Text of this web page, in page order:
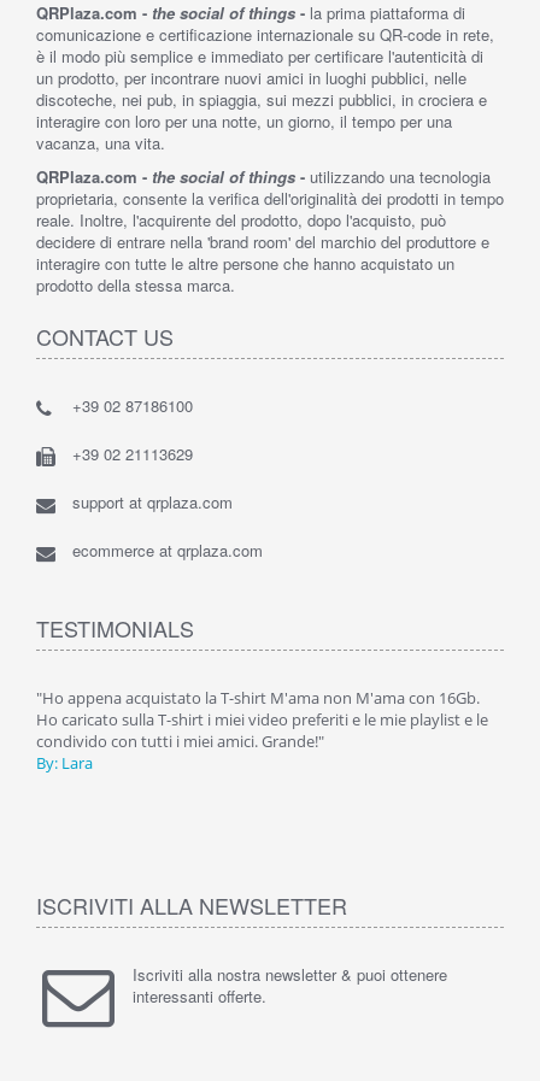
QRPlaza.com - the social of things - la prima piattaforma di
comunicazione e certificazione internazionale su QR-code in rete,
è il modo più semplice e immediato per certificare l'autenticità di
un prodotto, per incontrare nuovi amici in luoghi pubblici, nelle
discoteche, nei pub, in spiaggia, sui mezzi pubblici, in crociera e
interagire con loro per una notte, un giorno, il tempo per una
vacanza, una vita.
QRPlaza.com - the social of things - utilizzando una tecnologia
proprietaria, consente la verifica dell'originalità dei prodotti in tempo
reale. Inoltre, l'acquirente del prodotto, dopo l'acquisto, può
decidere di entrare nella 'brand room' del marchio del produttore e
interagire con tutte le altre persone che hanno acquistato un
prodotto della stessa marca.
CONTACT US
+39 02 87186100
+39 02 21113629
support at qrplaza.com
ecommerce at qrplaza.com
TESTIMONIALS
"Ho appena acquistato la T-shirt M'ama non M'ama con 16Gb.
Ho caricato sulla T-shirt i miei video preferiti e le mie playlist e le
condivido con tutti i miei amici. Grande!"
By: Lara
ISCRIVITI ALLA NEWSLETTER
Iscriviti alla nostra newsletter & puoi ottenere
interessanti offerte.